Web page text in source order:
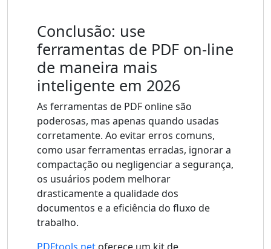
Conclusão: use
ferramentas de PDF on-line
de maneira mais
inteligente em 2026
As ferramentas de PDF online são
poderosas, mas apenas quando usadas
corretamente. Ao evitar erros comuns,
como usar ferramentas erradas, ignorar a
compactação ou negligenciar a segurança,
os usuários podem melhorar
drasticamente a qualidade dos
documentos e a eficiência do fluxo de
trabalho.